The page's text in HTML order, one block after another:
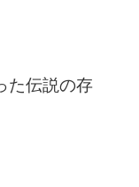
た伝説の存